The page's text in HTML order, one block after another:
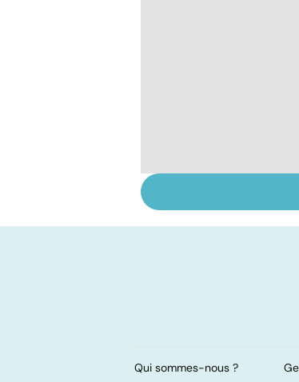
oligo-élément vital
Qui sommes-nous ?